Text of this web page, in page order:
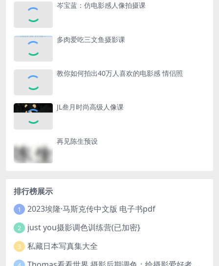
岑宝蓝：仿电影感人像拍摄课
多肉爱吃三文鱼摄影课
教你如何拍出40万人喜欢的电影感 情侣照
JL叁月时尚高级人像课
再见陈生预设
排行榜展示
1 2023埃隆·马斯克传中文版 电子书pdf
2 just you摄影调色训练营(已加密}
3 私藏日本写真集大全